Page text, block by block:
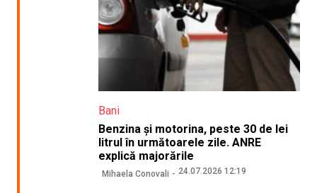
Bani
Benzina și motorina, peste 30 de lei
litrul în următoarele zile. ANRE
explică majorările
Mihaela Conovali 24.07.2026 12:19